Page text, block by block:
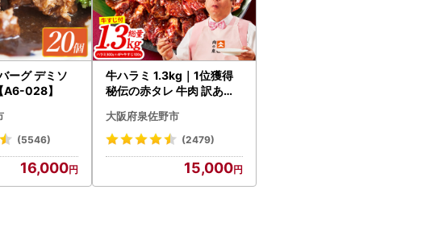
ーグ デミソ
A6-028】
(5546)
16,000
牛ハラミ 1.3kg｜1位獲得
秘伝の赤タレ 牛肉 訳あり
大阪府泉佐野市
(2479)
15,000